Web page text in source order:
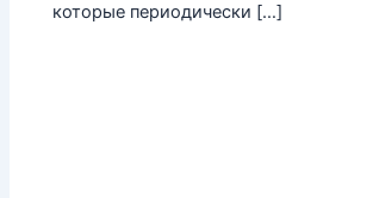
которые периодически […]